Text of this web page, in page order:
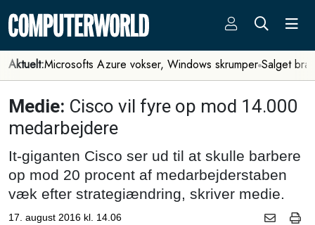
Aktuelt:Microsofts Azure vokser, Windows skrumper Salget
Medie: Cisco vil fyre op mod 14.000
medarbejdere
It-giganten Cisco ser ud til at skulle barbere
op mod 20 procent af medarbejderstaben
væk efter strategiændring, skriver medie.
17. august 2016 kl. 14.06